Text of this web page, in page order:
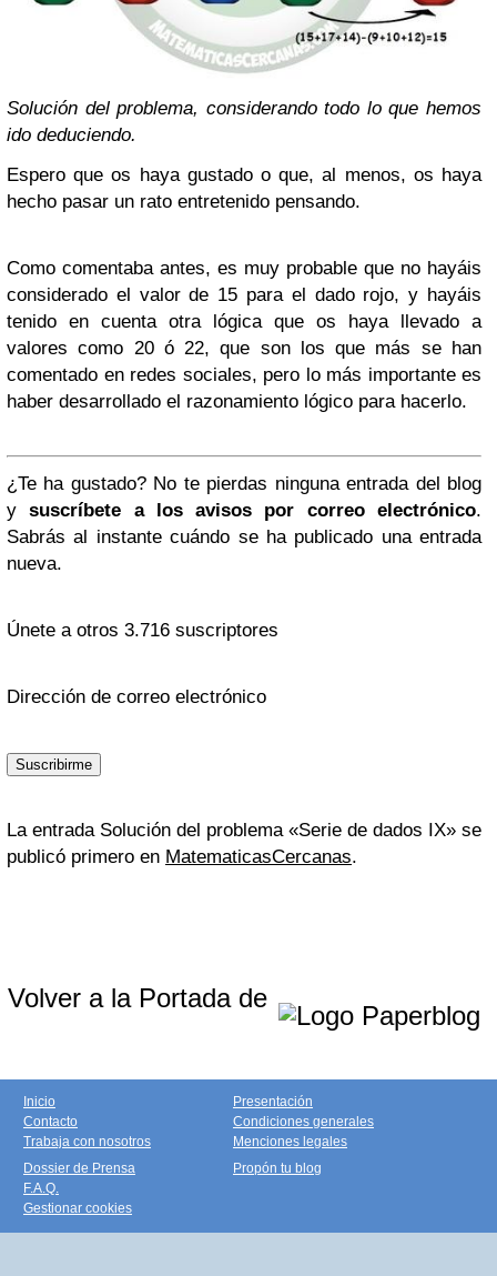
Solución del problema, considerando todo lo que hemos
ido deduciendo.
Espero que os haya gustado o que, al menos, os haya
hecho pasar un rato entretenido pensando.
Como comentaba antes, es muy probable que no hayáis
considerado el valor de 15 para el dado rojo, y hayáis
tenido en cuenta otra lógica que os haya llevado a
valores como 20 ó 22, que son los que más se han
comentado en redes sociales, pero lo más importante es
haber desarrollado el razonamiento lógico para hacerlo.
¿Te ha gustado? No te pierdas ninguna entrada del blog
ysuscríbete a los avisos por correo electrónico.
Sabrás al instante cuándo se ha publicado una entrada
nueva.
Únete a otros 3.716 suscriptores
Dirección de correo electrónico
Suscribirme
La entrada Solución del problema «Serie de dados IX» se
publicó primero en MatematicasCercanas.
Volver a la Portada de
Inicio
Contacto
Trabaja con nosotros
Presentación
Condiciones generales
Menciones legales
Dossier de Prensa
F.A.Q.
Gestionar cookies
Propón tu blog